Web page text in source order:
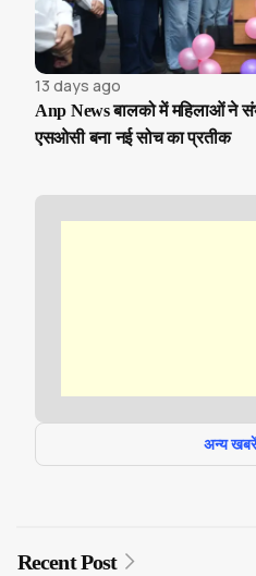
13 days ago
Anp News बालको में महिलाओं ने
एसओसी बना नई सोच का प्रतीक
अन्य
Recent Post